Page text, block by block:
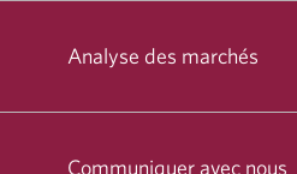
Analyse des marchés
Communiquer avec nous